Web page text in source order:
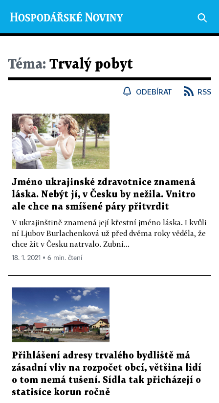
Téma: Trvalý pobyt
ODEBÍRAT RSS
Jméno ukrajinské zdravotnice znamená
láska. Nebýt jí, v Česku by nežila. Vnitro
ale chce na smíšené páry přitvrdit
V ukrajinštině znamená její křestní jméno láska. I kvůli
ní Ljubov Burlachenková už před dvěma roky věděla, že
chce žít v Česku natrvalo. Zubní...
18. 1. 2021 ▪ 6 min. čtení
Přihlášení adresy trvalého bydliště má
zásadní vliv na rozpočet obcí, většina lidí
o tom nemá tušení. Sídla tak přicházejí o
statisíce korun ročně